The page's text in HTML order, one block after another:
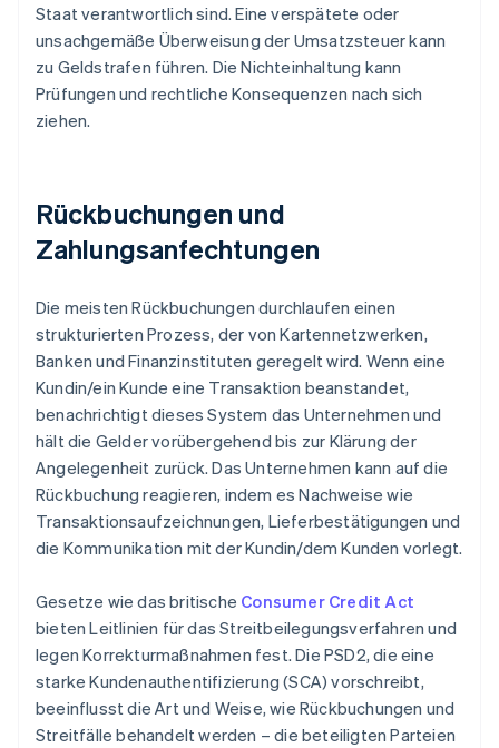
Staat verantwortlich sind. Eine verspätete oder
unsachgemäße Überweisung der Umsatzsteuer kann
zu Geldstrafen führen. Die Nichteinhaltung kann
Prüfungen und rechtliche Konsequenzen nach sich
ziehen.
Rückbuchungen und
Zahlungsanfechtungen
Die meisten Rückbuchungen durchlaufen einen
strukturierten Prozess, der von Kartennetzwerken,
Banken und Finanzinstituten geregelt wird. Wenn eine
Kundin/ein Kunde eine Transaktion beanstandet,
benachrichtigt dieses System das Unternehmen und
hält die Gelder vorübergehend bis zur Klärung der
Angelegenheit zurück. Das Unternehmen kann auf die
Rückbuchung reagieren, indem es Nachweise wie
Transaktionsaufzeichnungen, Lieferbestätigungen und
die Kommunikation mit der Kundin/dem Kunden vorlegt.
Gesetze wie das britische Consumer Credit Act
bieten Leitlinien für das Streitbeilegungsverfahren und
legen Korrekturmaßnahmen fest. Die PSD2, die eine
starke Kundenauthentifizierung (SCA) vorschreibt,
beeinflusst die Art und Weise, wie Rückbuchungen und
Streitfälle behandelt werden – die beteiligten Parteien